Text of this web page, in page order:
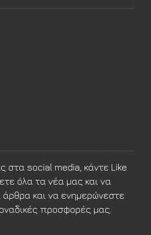
στα social media, κάντε Like
όλα τα νέα μας και να
και να ενημερώνεστε
προσφορές μας.